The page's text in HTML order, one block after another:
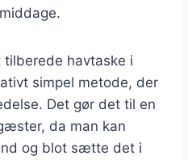
havtaske i
simpel metode, der
Det gør det til en
da man kan
og blot sætte det i